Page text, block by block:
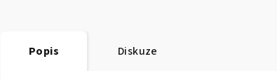
Popis Diskuze